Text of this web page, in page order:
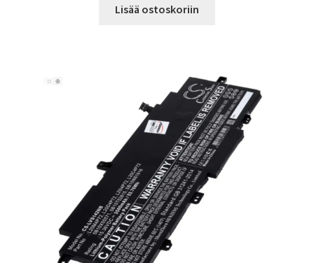
Lisää ostoskoriin